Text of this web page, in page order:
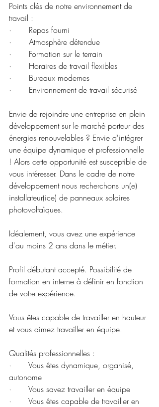
Points clés de notre environnement de
travail :
·       Repas fourni
·       Atmosphère détendue
·       Formation sur le terrain
·       Horaires de travail flexibles
·       Bureaux modernes
·       Environnement de travail sécurisé
Envie de rejoindre une entreprise en plein
développement sur le marché porteur des
énergies renouvelables ? Envie d'intégrer
une équipe dynamique et professionnelle
! Alors cette opportunité est susceptible de
vous intéresser. Dans le cadre de notre
développement nous recherchons un(e)
installateur(ice) de panneaux solaires
photovoltaïques.
Idéalement, vous avez une expérience
d'au moins 2 ans dans le métier.
Profil débutant accepté. Possibilité de
formation en interne à définir en fonction
de votre expérience.
Vous êtes capable de travailler en hauteur
et vous aimez travailler en équipe.
Qualités professionnelles :
·       Vous êtes dynamique, organisé,
autonome
·       Vous savez travailler en équipe
·       Vous êtes capable de travailler en